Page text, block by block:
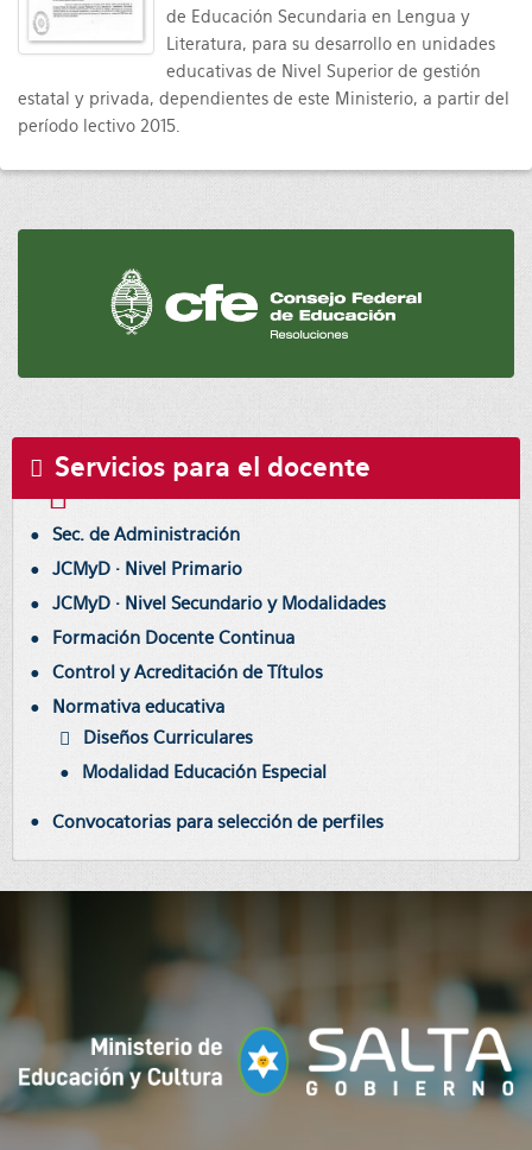
de Educación Secundaria en Lengua y
Literatura, para su desarrollo en unidades
educativas de Nivel Superior de gestión
estatal y privada, dependientes de este Ministerio, a partir del
período lectivo 2015.
Servicios para el docente
Sec. de Administración
JCMyD · Nivel Primario
JCMyD · Nivel Secundario y Modalidades
Formación Docente Continua
Control y Acreditación de Títulos
Normativa educativa
Diseños Curriculares
Modalidad Educación Especial
Convocatorias para selección de perfiles